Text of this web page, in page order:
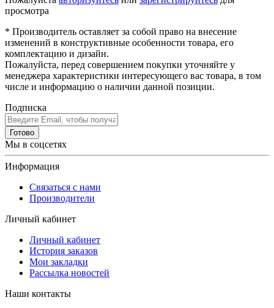
просмотра
* Производитель оставляет за собой право на внесение
изменений в конструктивные особенности товара, его
комплектацию и дизайн.
Пожалуйста, перед совершением покупки уточняйте у
менеджера характеристики интересующего вас товара, в том
числе и информацию о наличии данной позиции.
Подписка
Готово
Мы в соцсетях
Информация
Связаться с нами
Производители
Личный кабинет
Личный кабинет
История заказов
Мои закладки
Рассылка новостей
Наши контакты